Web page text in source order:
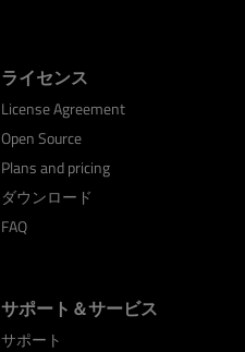
ライセンス
License Agreement
Open Source
Plans and pricing
ダウンロード
FAQ
サポート＆サービス
サポート